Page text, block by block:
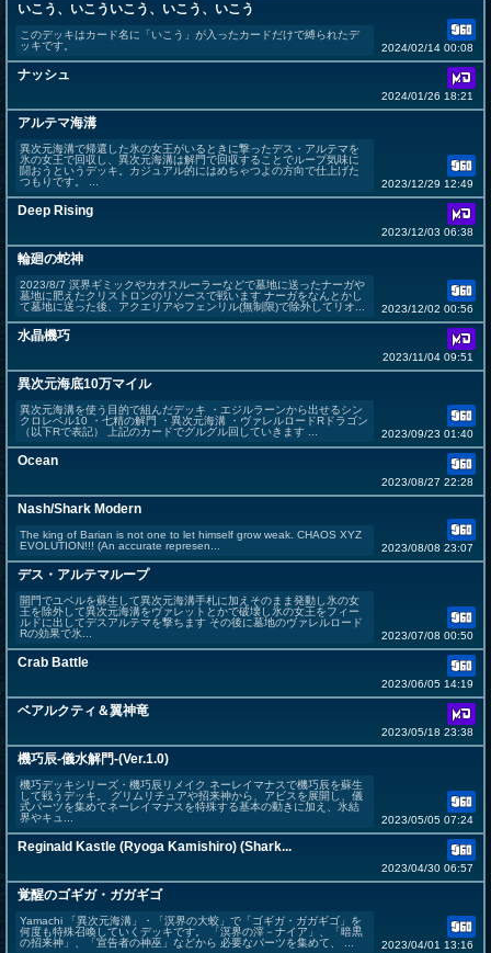
いこう、いこういこう、いこう、いこう
このデッキはカード名に「いこう」が入ったカードだけで縛られたデ
ッキです。
2024/02/14 00:08
ナッシュ
2024/01/26 18:21
アルテマ海溝
異次元海溝で帰還した氷の女王がいるときに撃ったデス・アルテマを
氷の女王で回収し、異次元海溝は解門で回収することでループ気味に
闘おうというデッキ。カジュアル的にはめちゃつよの方向で仕上げた
つもりです。 ...
2023/12/29 12:49
Deep Rising
2023/12/03 06:38
輪廻の蛇神
2023/8/7 溟界ギミックやカオスルーラーなどで墓地に送ったナーガや
墓地に肥えたクリストロンのリソースで戦います ナーガをなんとかし
て墓地に送った後、アクエリアやフェンリル(無制限)で除外してリオ...
2023/12/02 00:56
水晶機巧
2023/11/04 09:51
異次元海底10万マイル
異次元海溝を使う目的で組んだデッキ ・エジルラーンから出せるシン
クロレベル10 ・七精の解門 ・異次元海溝 ・ヴァレルロードRドラゴン
（以下Rで表記） 上記のカードでグルグル回していきます ...
2023/09/23 01:40
Ocean
2023/08/27 22:28
Nash/Shark Modern
The king of Barian is not one to let himself grow weak. CHAOS XYZ
EVOLUTION!!! (An accurate represen...
2023/08/08 23:07
デス・アルテマループ
開門でユベルを蘇生して異次元海溝手札に加えそのまま発動し氷の女
王を除外して異次元海溝をヴァレットとかで破壊し氷の女王をフィー
ルドに出してデスアルテマを撃ちます その後に墓地のヴァレルロード
Rの効果で氷...
2023/07/08 00:50
Crab Battle
2023/06/05 14:19
ベアルクティ＆翼神竜
2023/05/18 23:38
機巧辰-儀水解門-(Ver.1.0)
機巧デッキシリーズ・機巧辰リメイク ネーレイマナスで機巧辰を蘇生
して戦うデッキ。 グリムリチュアや招来神から、アビスを展開し、儀
式パーツを集めてネーレイマナスを特殊する基本の動きに加え、氷結
界やキュ...
2023/05/05 07:24
Reginald Kastle (Ryoga Kamishiro) (Shark...
2023/04/30 06:57
覚醒のゴギガ・ガガギゴ
Yamachi 「異次元海溝」・「溟界の大蛟」で「ゴギガ・ガガギゴ」を
何度も特殊召喚していくデッキです。 「溟界の滓－ナイア」、「暗黒
の招来神」、「宣告者の神巫」などから 必要なパーツを集めて、 ...
2023/04/01 13:16